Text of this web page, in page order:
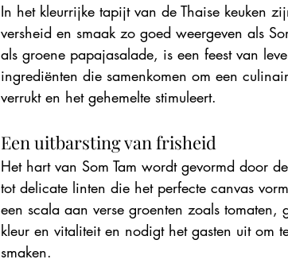
In het kleurrijke tapijt van de Thaise keuken
versheid en smaak zo goed weergeven als
als groene papajasalade, is een feest van
ingrediënten die samenkomen om een
verrukt en het gehemelte stimuleert.
Een uitbarsting van frisheid
Het hart van Som Tam wordt gevormd door
tot delicate linten die het perfecte canvas
een scala aan verse groenten zoals tomaten,
kleur en vitaliteit en nodigt het gasten uit om
smaken.